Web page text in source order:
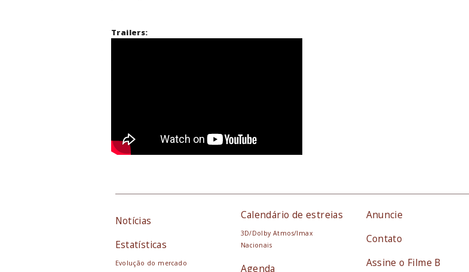
Trailers:
Notícias
Estatísticas
Evolução do mercado
Calendário de estreias
3D/Dolby Atmos/Imax
Nacionais
Agenda
Anuncie
Contato
Assine o Filme B